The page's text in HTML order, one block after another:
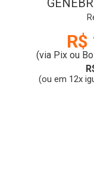
(via Pix ou
(ou em 12x